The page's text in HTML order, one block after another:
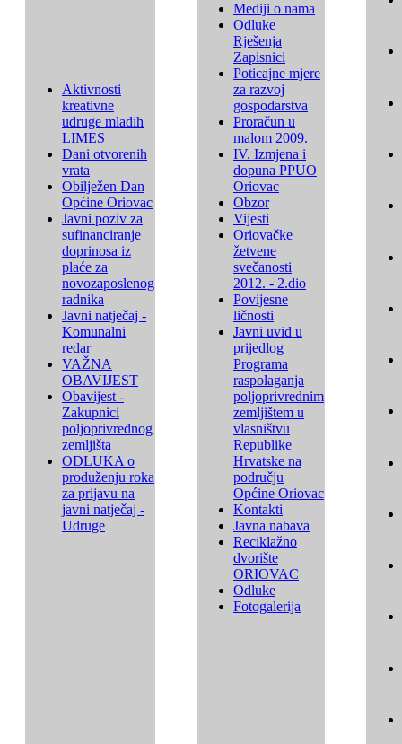
Aktivnosti
kreativne
udruge mladih
LIMES
Dani otvorenih
vrata
Obilježen Dan
Općine Oriovac
Javni poziv za
sufinanciranje
doprinosa iz
plaće za
novozaposlenog
radnika
Javni natječaj -
Komunalni
redar
VAŽNA
OBAVIJEST
Obavijest -
Zakupnici
poljoprivrednog
zemljišta
ODLUKA o
produženju roka
za prijavu na
javni natječaj -
Udruge
Mediji o nama
Odluke
Rješenja
Zapisnici
Poticajne mjere
za razvoj
gospodarstva
Proračun u
malom 2009.
IV. Izmjena i
dopuna PPUO
Oriovac
Obzor
Vijesti
Oriovačke
žetvene
svečanosti
2012. - 2.dio
Povijesne
ličnosti
Javni uvid u
prijedlog
Programa
raspolaganja
poljoprivrednim
zemljištem u
vlasništvu
Republike
Hrvatske na
području
Općine Oriovac
Kontakti
Javna nabava
Reciklažno
dvorište
ORIOVAC
Odluke
Fotogalerija